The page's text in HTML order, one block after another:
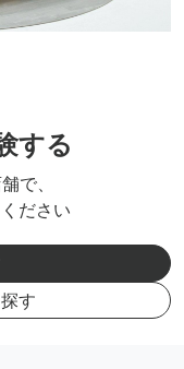
する
で、
ださい
す